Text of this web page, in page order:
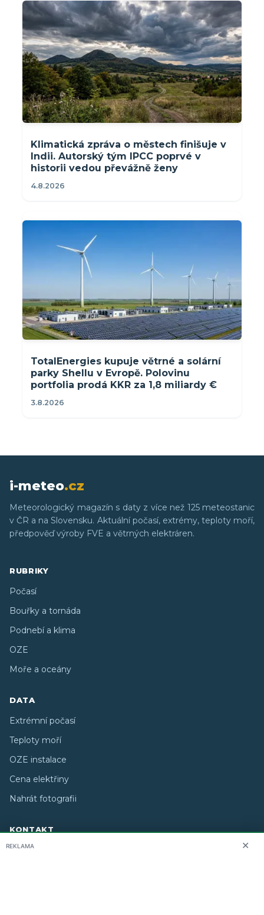
Klimatická zpráva o městech finišuje v
Indii. Autorský tým IPCC poprvé v
historii vedou převážně ženy
4.8.2026
TotalEnergies kupuje větrné a solární
parky Shellu v Evropě. Polovinu
portfolia prodá KKR za 1,8 miliardy €
3.8.2026
i-meteo.cz
Meteorologický magazín s daty z více než 125 meteostanic
v ČR a na Slovensku. Aktuální počasí, extrémy, teploty moří,
předpověď výroby FVE a větrných elektráren.
RUBRIKY
Počasí
Bouřky a tornáda
Podnebí a klima
OZE
Moře a oceány
DATA
Extrémní počasí
Teploty moří
OZE instalace
Cena elektřiny
Nahrát fotografii
KONTAKT
O nás
REKLAMA ✕